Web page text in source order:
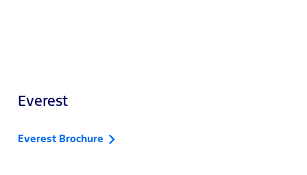
Everest
Everest Brochure